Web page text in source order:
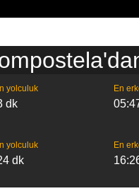
yolculuk
dk
En
yolculuk
dk
En